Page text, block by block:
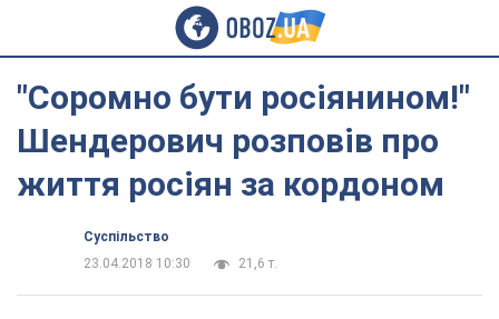
"Соромно бути росіянином!"
Шендерович розповів про
життя росіян за кордоном
Суспільство
23.04.2018 10:30
21,6 т.